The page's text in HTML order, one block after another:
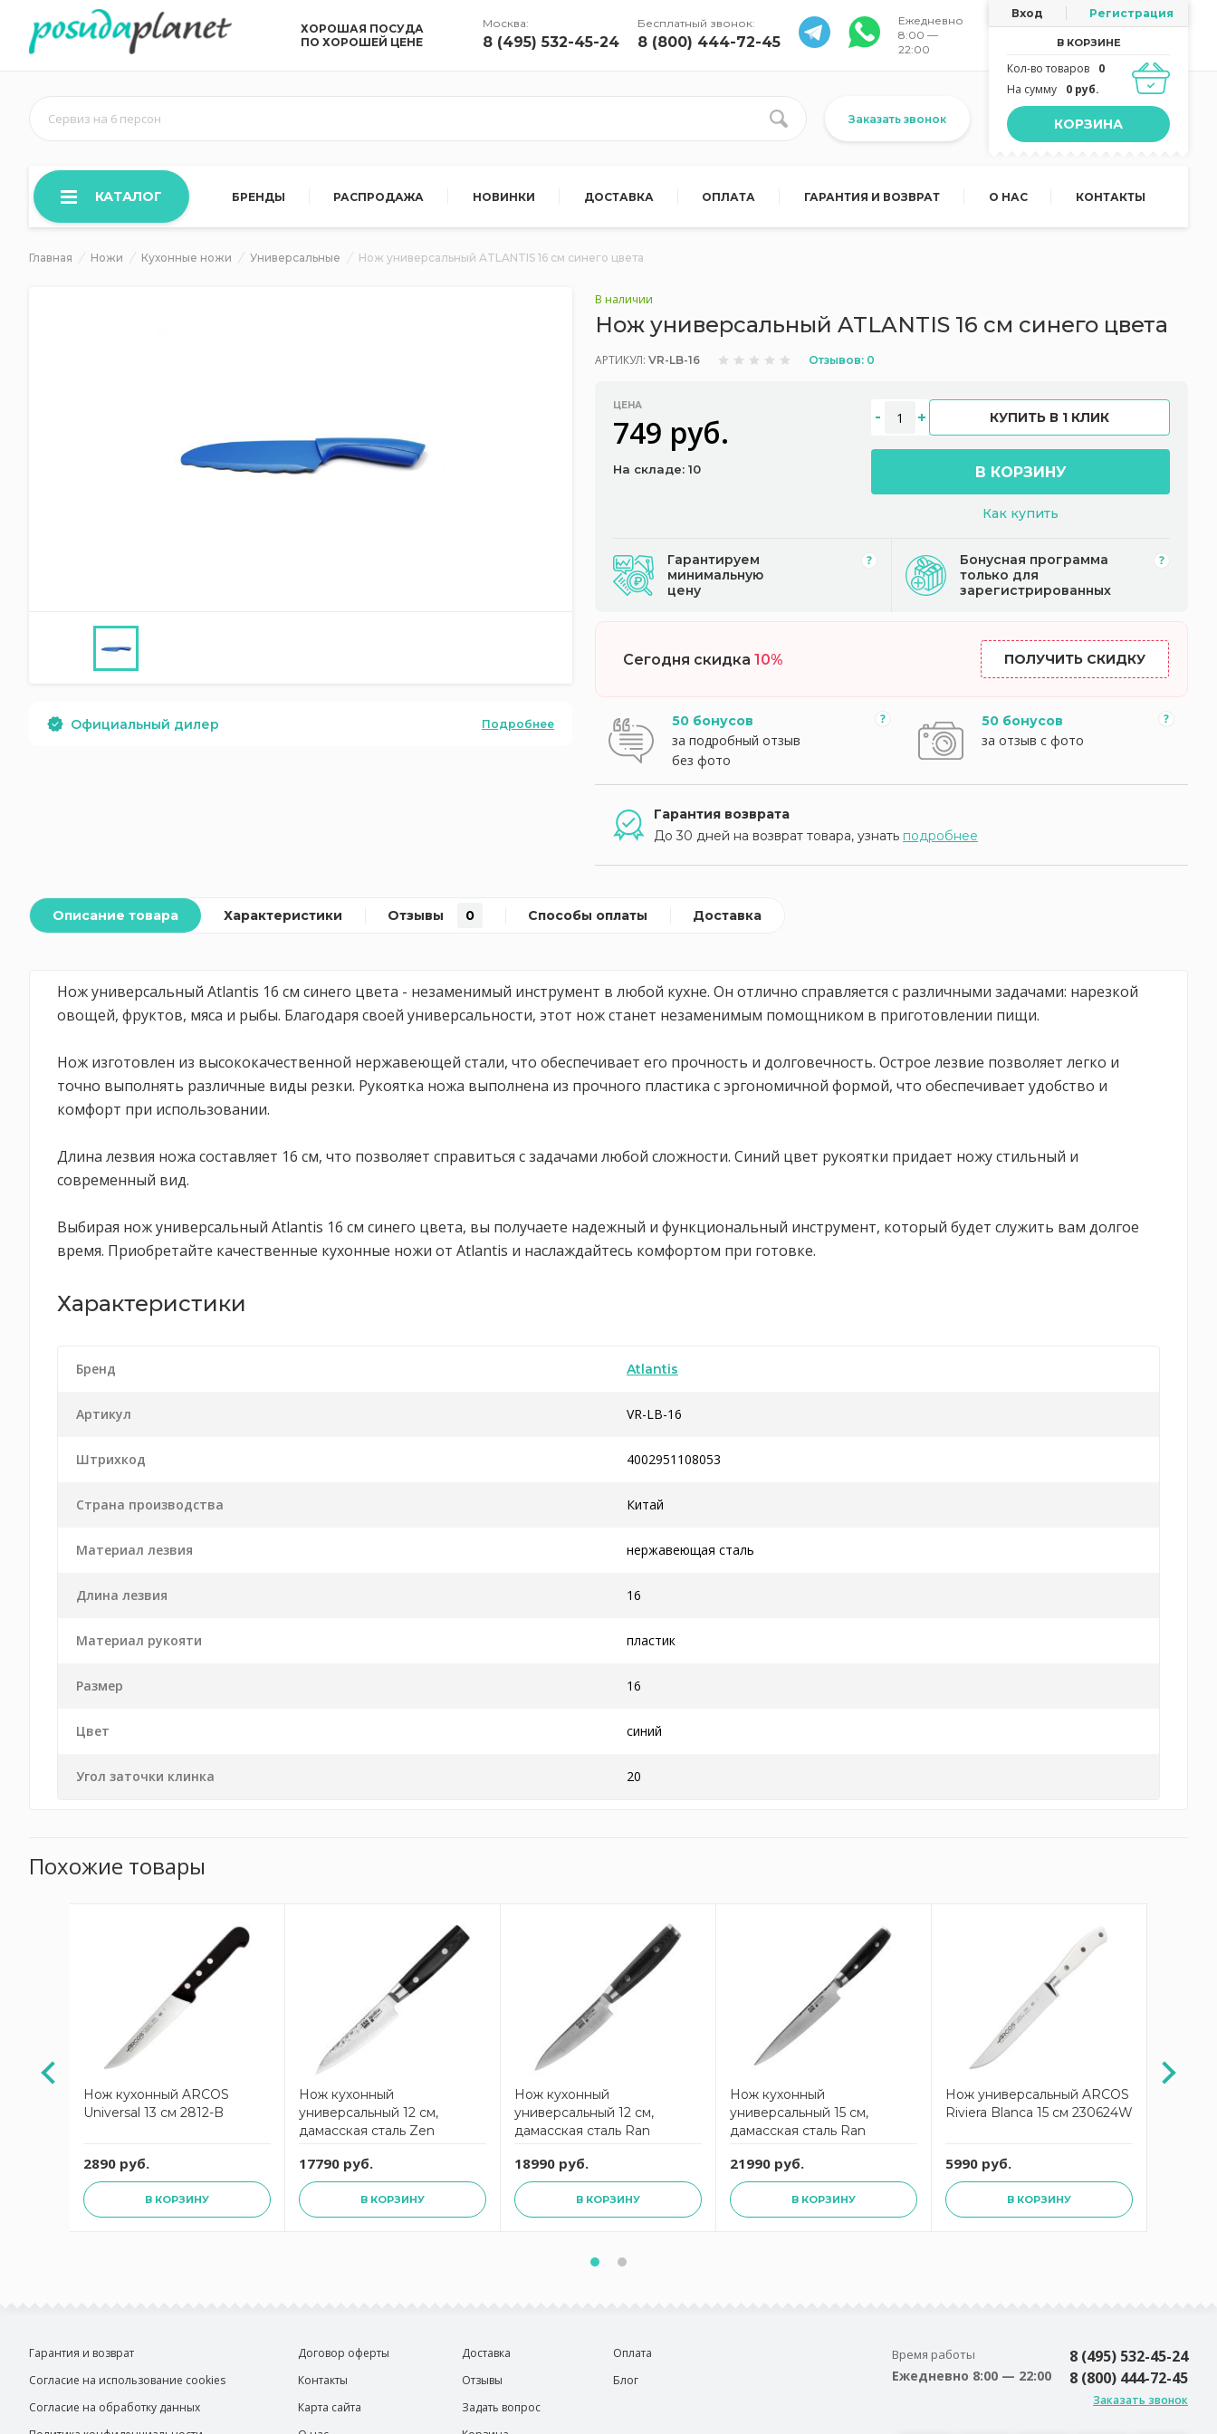
ХОРОШАЯ ПОСУДА
ПО ХОРОШЕЙ ЦЕНЕ
Москва:
8 (495) 532-45-24
Бесплатный звонок:
8 (800) 444-72-45
Ежедневно
8:00 —
22:00
Вход Регистрация
В КОРЗИНЕ
Кол-во товаров
0
На сумму
0 руб.
КОРЗИНА
Сервиз на 6 персон Заказать звонок
КАТАЛОГ БРЕНДЫ РАСПРОДАЖА НОВИНКИ ДОСТАВКА ОПЛАТА ГАРАНТИЯ И ВОЗВРАТ О НАС КОНТАКТЫ
Главная Ножи Кухонные ножи Универсальные Нож универсальный ATLANTIS 16 см синего цвета
Официальный дилер Подробнее
В наличии
Нож универсальный ATLANTIS 16 см синего цвета
АРТИКУЛ: VR-LB-16 Отзывов: 0
ЦЕНА
749 руб.
На складе: 10
КУПИТЬ В 1 КЛИК
В КОРЗИНУ
Как купить
Гарантируем
минимальную
цену
Бонусная программа
только для
зарегистрированных
Сегодня скидка 10% ПОЛУЧИТЬ СКИДКУ
50 бонусов
за подробный отзыв
без фото
50 бонусов
за отзыв с фото
Гарантия возврата
До 30 дней на возврат товара, узнать подробнее
Описание товара Характеристики Отзывы 0 Способы оплаты Доставка
Нож универсальный Atlantis 16 см синего цвета - незаменимый инструмент в любой кухне. Он отлично справляется с различными задачами: нарезкой
овощей, фруктов, мяса и рыбы. Благодаря своей универсальности, этот нож станет незаменимым помощником в приготовлении пищи.
Нож изготовлен из высококачественной нержавеющей стали, что обеспечивает его прочность и долговечность. Острое лезвие позволяет легко и
точно выполнять различные виды резки. Рукоятка ножа выполнена из прочного пластика с эргономичной формой, что обеспечивает удобство и
комфорт при использовании.
Длина лезвия ножа составляет 16 см, что позволяет справиться с задачами любой сложности. Синий цвет рукоятки придает ножу стильный и
современный вид.
Выбирая нож универсальный Atlantis 16 см синего цвета, вы получаете надежный и функциональный инструмент, который будет служить вам долгое
время. Приобретайте качественные кухонные ножи от Atlantis и наслаждайтесь комфортом при готовке.
Характеристики
Бренд Atlantis
Артикул VR-LB-16
Штрихкод 4002951108053
Страна производства Китай
Материал лезвия нержавеющая сталь
Длина лезвия 16
Материал рукояти пластик
Размер 16
Цвет синий
Угол заточки клинка 20
Похожие товары
Нож кухонный ARCOS
Universal 13 см 2812-B
2890 руб.
В КОРЗИНУ
Нож кухонный
универсальный 12 см,
дамасская сталь Zen
17790 руб.
В КОРЗИНУ
Нож кухонный
универсальный 12 см,
дамасская сталь Ran
18990 руб.
В КОРЗИНУ
Нож кухонный
универсальный 15 см,
дамасская сталь Ran
21990 руб.
В КОРЗИНУ
Нож универсальный ARCOS
Riviera Blanca 15 см 230624W
5990 руб.
В КОРЗИНУ
Гарантия и возврат
Согласие на использование cookies
Согласие на обработку данных
Договор оферты
Контакты
Карта сайта
Доставка
Отзывы
Задать вопрос
Оплата
Блог
Время работы
Ежедневно 8:00 — 22:00
8 (495) 532-45-24
8 (800) 444-72-45
Заказать звонок